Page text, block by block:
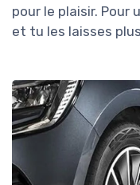
pour le plaisir. Pour
et tu les laisses